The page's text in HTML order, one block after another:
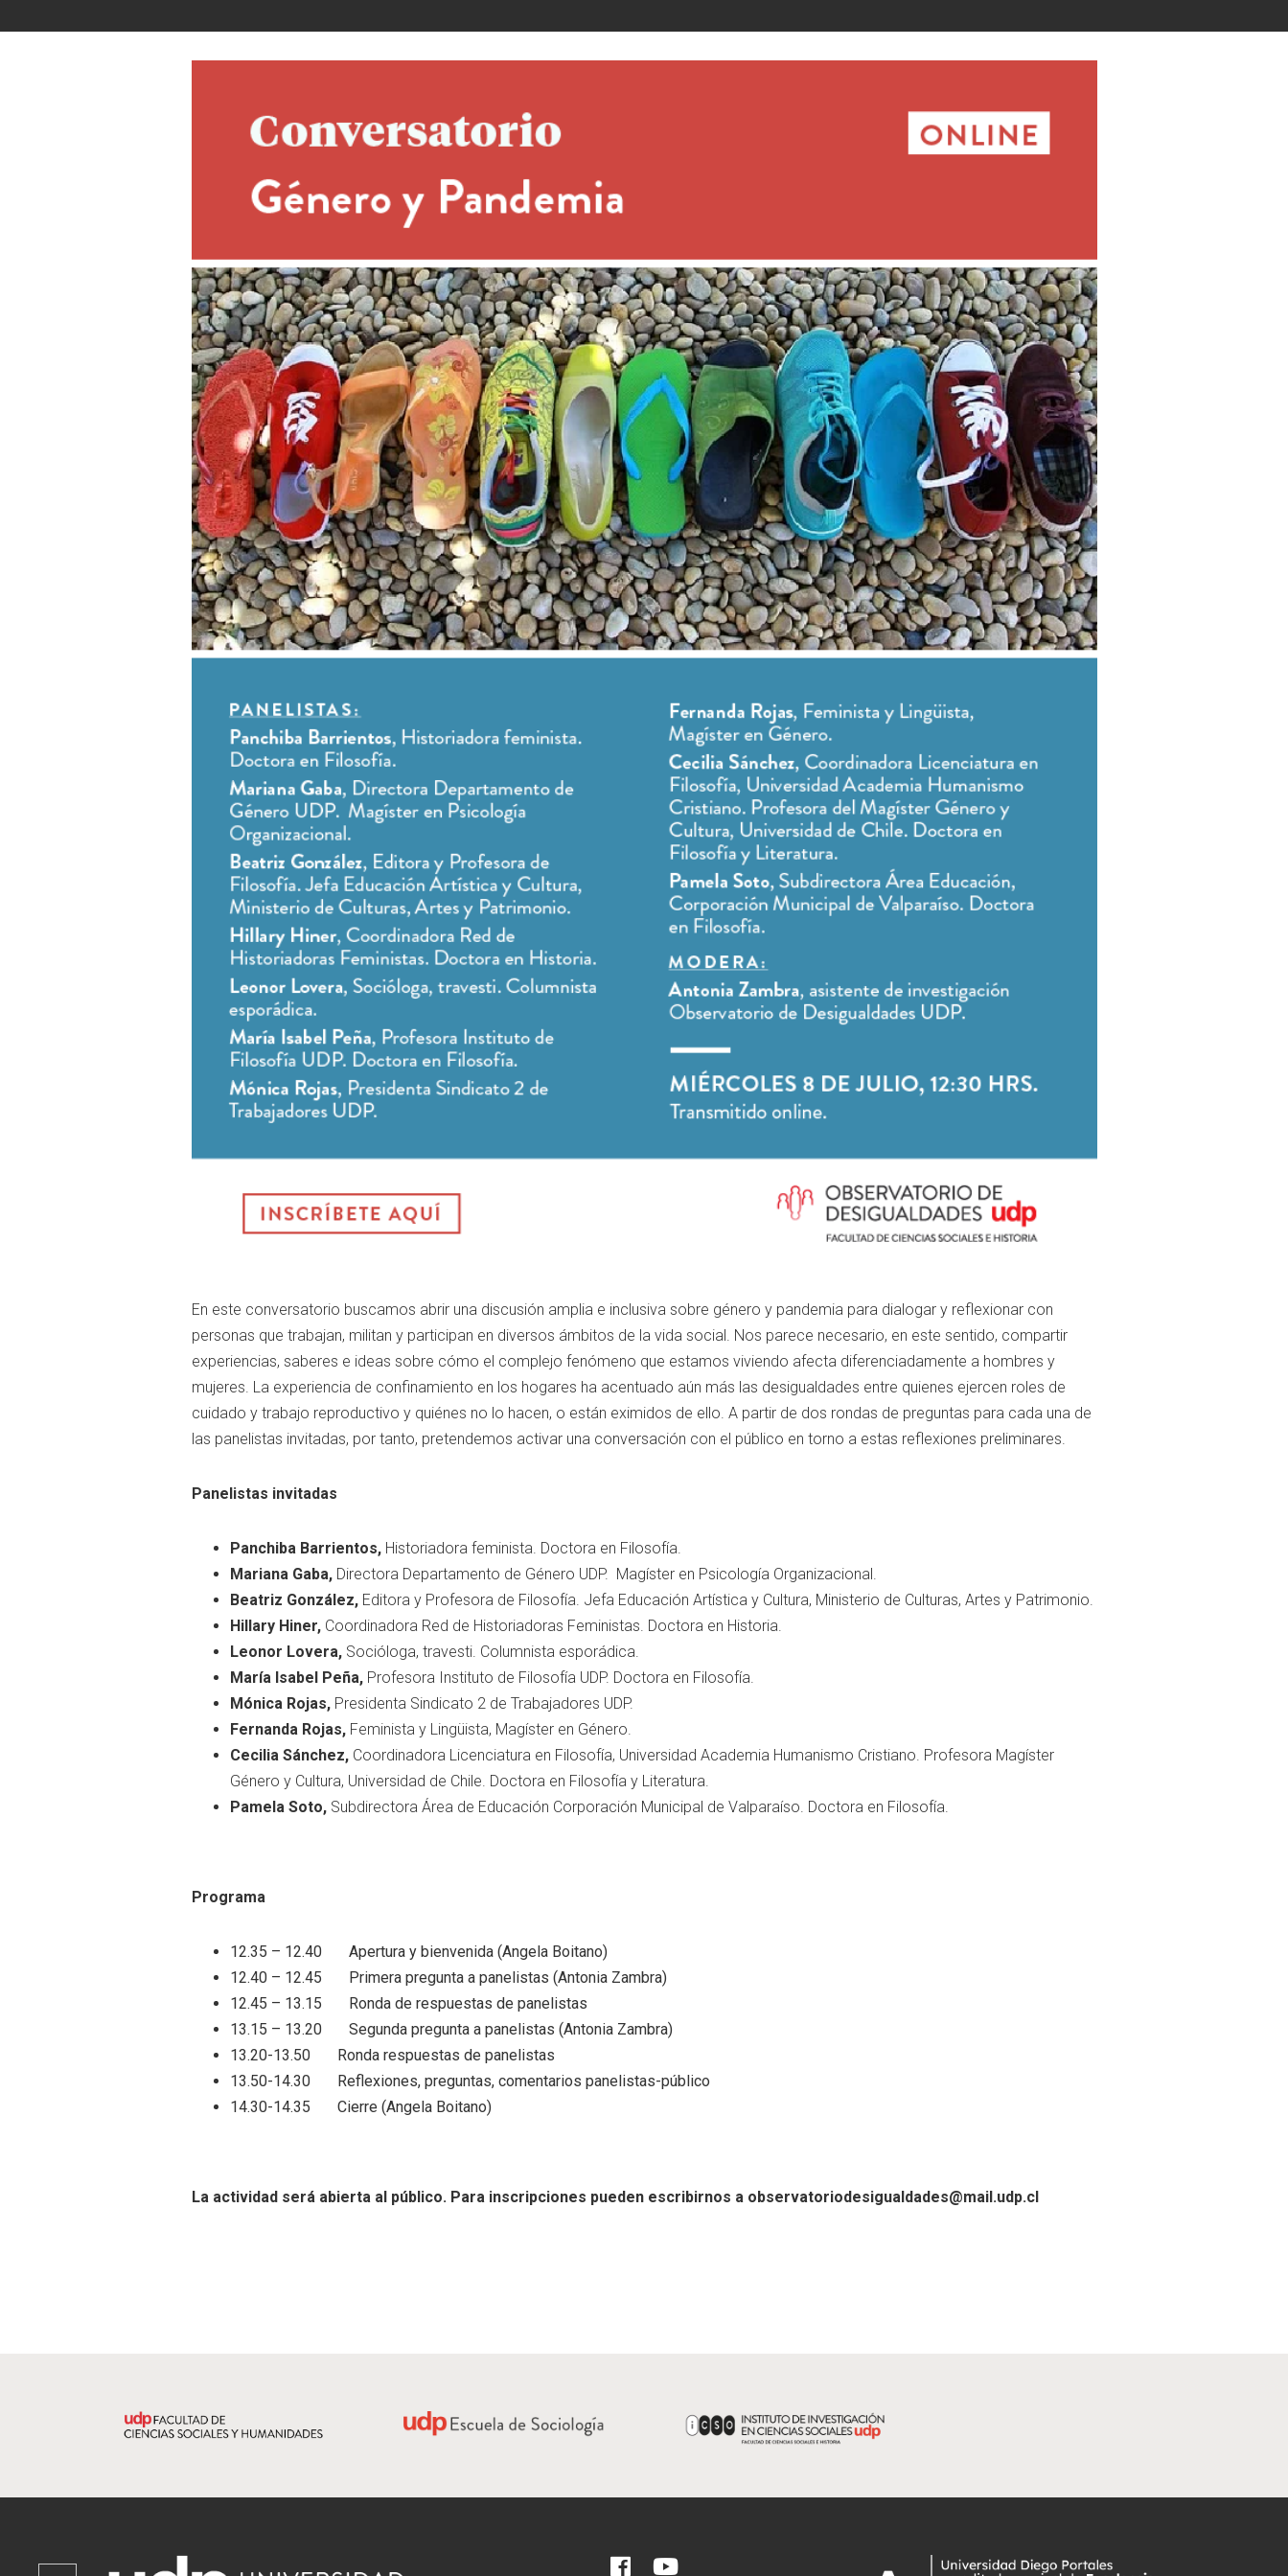
En este conversatorio buscamos abrir una discusión amplia e inclusiva sobre género y pandemia para dialogar y reflexionar con
personas que trabajan, militan y participan en diversos ámbitos de la vida social. Nos parece necesario, en este sentido, compartir
experiencias, saberes e ideas sobre cómo el complejo fenómeno que estamos viviendo afecta diferenciadamente a hombres y
mujeres. La experiencia de confinamiento en los hogares ha acentuado aún más las desigualdades entre quienes ejercen roles de
cuidado y trabajo reproductivo y quiénes no lo hacen, o están eximidos de ello. A partir de dos rondas de preguntas para cada una de
las panelistas invitadas, por tanto, pretendemos activar una conversación con el público en torno a estas reflexiones preliminares.
Panelistas invitadas
Panchiba Barrientos, Historiadora feminista. Doctora en Filosofía.
Mariana Gaba,Directora Departamento de Género UDP. Magíster en Psicología Organizacional.
Beatriz González, Editora y Profesora de Filosofía. Jefa Educación Artística y Cultura, Ministerio de Culturas, Artes y Patrimonio.
Hillary Hiner,Coordinadora Red de Historiadoras Feministas. Doctora en Historia.
Leonor Lovera,Socióloga, travesti. Columnista esporádica.
María Isabel Peña,Profesora Instituto de Filosofía UDP. Doctora en Filosofía.
Mónica Rojas,Presidenta Sindicato 2 de Trabajadores UDP.
Fernanda Rojas, Feminista y Lingüista, Magíster en Género.
Cecilia Sánchez,Coordinadora Licenciatura en Filosofía, Universidad Academia Humanismo Cristiano. Profesora Magíster
Género y Cultura, Universidad de Chile. Doctora en Filosofía y Literatura.
Pamela Soto,Subdirectora Área de Educación Corporación Municipal de Valparaíso. Doctora en Filosofía.
Programa
12.35 – 12.40 Apertura y bienvenida (Angela Boitano)
12.40 – 12.45 Primera pregunta a panelistas (Antonia Zambra)
12.45 – 13.15 Ronda de respuestas de panelistas
13.15 – 13.20 Segunda pregunta a panelistas (Antonia Zambra)
13.20-13.50 Ronda respuestas de panelistas
13.50-14.30 Reflexiones, preguntas, comentarios panelistas-público
14.30-14.35 Cierre (Angela Boitano)
La actividad será abierta al público. Para inscripciones pueden escribirnos a observatoriodesigualdades@mail.udp.cl